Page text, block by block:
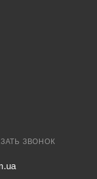
ЗВОНОК